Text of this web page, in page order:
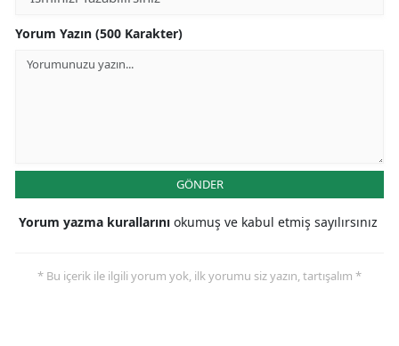
Yorum Yazın (500 Karakter)
GÖNDER
Yorum yazma kurallarını okumuş ve kabul etmiş sayılırsınız
* Bu içerik ile ilgili yorum yok, ilk yorumu siz yazın, tartışalım *